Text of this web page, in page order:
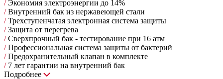
/Экономия электроэнергии до 14%
/Внутренний бак из нержавеющей стали
/Трехступенчатая электронная система защиты
/Защита от перегрева
/Сверхпрочный бак - тестирование при 16 атм
/Профессиональная система защиты от бактерий
/Предохранительный клапан в комплекте
/7 лет гарантии на внутренний бак
Подробнее